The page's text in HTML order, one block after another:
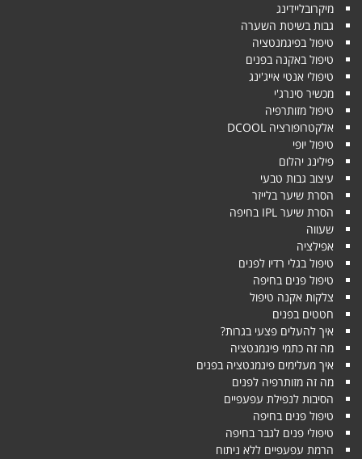
מיקרובליידינג
גבות בשיטת השערה
טיפול בפיגמנטציה
טיפול באקנה בפנים
טיפולי אנטי אייג'ינג
מכשיר סינרג'י
טיפול מזותרפיה
אלקטרופורציה DCOOL
טיפול יופי
פילינג יהלום
עיצוב גבות טבעי
הסרת שיער בלייזר
הסרת שיער IPL בחיפה
שעווה
אפילציה
טיפול בגלי רדיו לפנים
טיפול פנים בחיפה
צלקות אקנה טיפול
חטטים בפנים
איך להעלים פצעי בגרות?
מה זה כתמי פיגמנטציה
איך מעלימים פיגמנטציה בפנים
מה זה מזותרפיה לפנים
הסיבות לנפילת עפעפיים
טיפול פנים בחיפה
טיפולי פנים לגבר בחיפה
הרמת עפעפיים ללא ניתוח